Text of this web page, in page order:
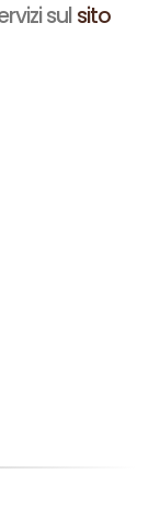
sulsito